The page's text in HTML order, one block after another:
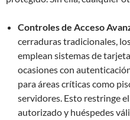
Controles de Acceso
cerraduras tradicionales,
emplean sistemas de
ocasiones con
para áreas críticas como
servidores. Esto restringe
autorizado y huéspedes